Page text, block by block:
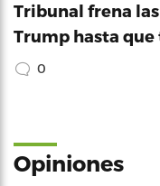
Tribunal frena
Trump hasta que
0
Opiniones